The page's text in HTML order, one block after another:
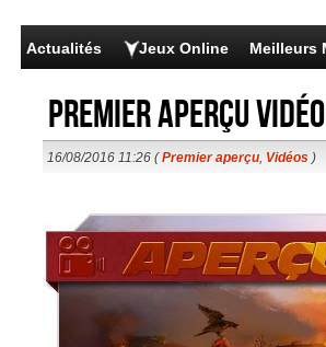
Actualités Jeux Online Meilleurs
Premier aperçu
16/08/2016 11:26 (Premier aperçu, Vidéos )